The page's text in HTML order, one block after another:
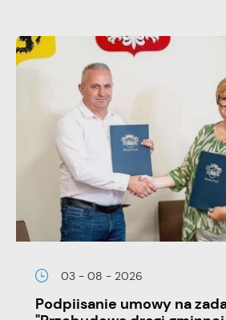
03 - 08 - 2026
Podpiisanie umowy na